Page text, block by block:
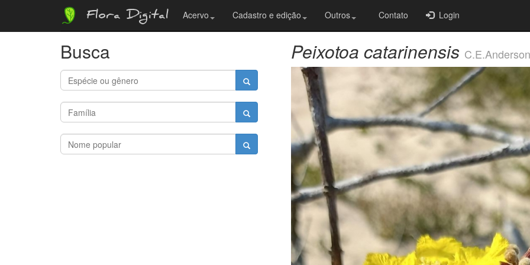
Flora Digital Acervo Cadastro e edição Outros Contato Login
Busca Peixotoa catarinensis C.E.Anderson